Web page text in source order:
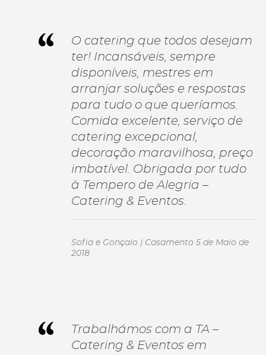
O catering que todos desejam
ter! Incansáveis, sempre
disponíveis, mestres em
arranjar soluções e respostas
para tudo o que queríamos.
Comida excelente, serviço de
catering excepcional,
decoração maravilhosa, preço
imbatível. Obrigada por tudo
à Tempero de Alegria –
Catering & Eventos.
Sofia e Gonçalo | Casamento 5 de Maio de
2018
Trabalhámos com a TA –
Catering & Eventos em